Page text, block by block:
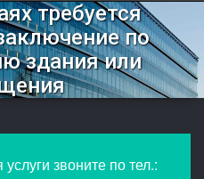
требуется
по
здания или
звоните по тел.: